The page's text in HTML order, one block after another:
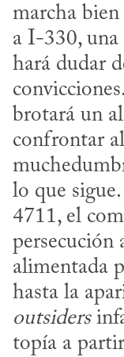
marcha
a I-330, una
hará dudar
brotará un
confrontar
lo que
4711, el
persecución
alimentada
hasta la
outsiders
topía a